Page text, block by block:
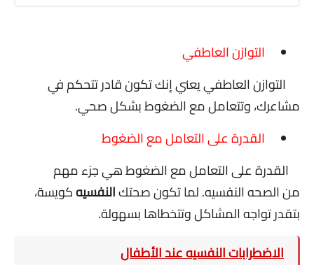
التوازن العاطفي
التوازن العاطفي يعني إنك تكون قادر تتحكم في
مشاعرك، وتتعامل مع الضغوط بشكل صحي.
القدرة على التعامل مع الضغوط
القدرة على التعامل مع الضغوط هي جزء مهم
من الصحه النفسيه. لما تكون صحتكالنفسيهكويسة،
بتقدر تواجه المشاكل وتتخطاها بسهولة.
الاضطرابات النفسيه عند الأطفال